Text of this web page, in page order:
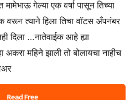
गेल्या एक वर्षा पासून तिच्या
त्याने हिला तिचा वॉटस अँपनंबर
दिला ...नातेवाईक आहे ह्या
अकरा महिने झाली तो बोलायचा नाहीच
Read Free